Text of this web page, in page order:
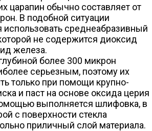
царапин обычно составляет от
В подобной ситуации
использовать среднеабразивный
не содержится диоксид
железа.
более 300 микрон
серьезным, поэтому их
только при помощи крупно-
и паст на основе оксида церия
выполняется шлифовка, в
с поверхности стекла
приличный слой материала.